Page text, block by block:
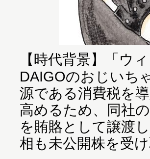
【時代背景】「ウ
DAIGOのおじいち
源である消費税を
高めるため、同社
を賄賂として譲渡
相も未公開株を受